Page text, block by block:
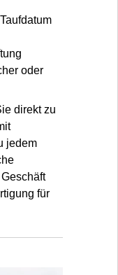
oder
direkt zu
jedem
für